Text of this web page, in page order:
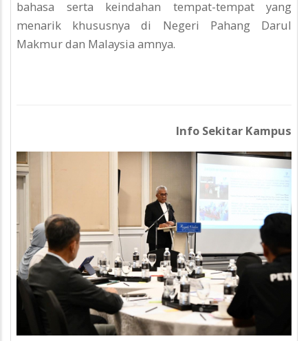
bahasa serta keindahan tempat-tempat yang
menarik khususnya di Negeri Pahang Darul
Makmur dan Malaysia amnya.
Info Sekitar Kampus